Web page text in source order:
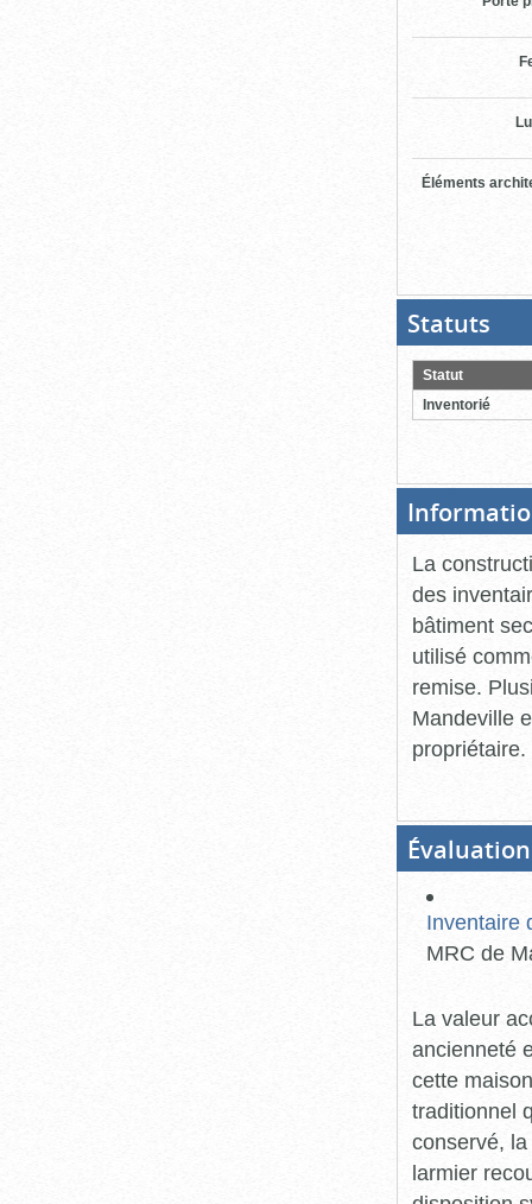
Éléments
Statuts
pour
Statut
Inventorié
La
des
bâtiment
utilisé
remise.
Mandeville
propriétaire.
Inventaire
MRC de
La valeur
ancienneté
cette
traditionnel
conservé,
larmier